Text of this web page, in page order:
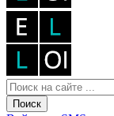
Поиск